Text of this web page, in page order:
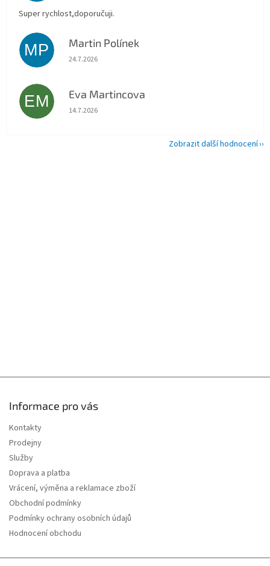
Super rychlost,doporučuji.
MP Martin Polínek
Hodnocení obchodu je 5 z 5 hvězdiček.
24.7.2026
EM Eva Martincova
Hodnocení obchodu je 5 z 5 hvězdiček.
14.7.2026
Zobrazit další hodnocení
Informace pro vás
Kontakty
Prodejny
Služby
Doprava a platba
Vrácení, výměna a reklamace zboží
Obchodní podmínky
Podmínky ochrany osobních údajů
Hodnocení obchodu